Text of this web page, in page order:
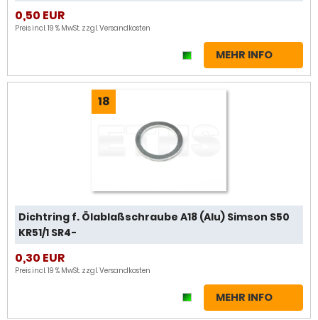
0,50 EUR
Preis incl. 19 % MwSt. zzgl.Versandkosten
MEHR INFO
18
Dichtring f. Ölablaßschraube A18 (Alu) Simson S50
KR51/1 SR4-
0,30 EUR
Preis incl. 19 % MwSt. zzgl.Versandkosten
MEHR INFO